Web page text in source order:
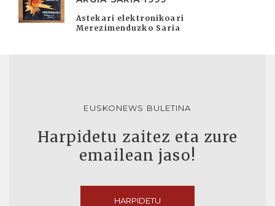
Astekari elektronikoari
Merezimenduzko Saria
EUSKONEWS BULETINA
Harpidetu zaitez eta zure
emailean jaso!
HARPIDETU